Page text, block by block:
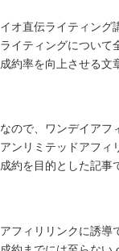
イオ直伝ライティング
ライティングについて
成約率を向上させる文
なので、ワンデイアフ
アンリミテッドアフィ
成約を目的とした記事
アフィリリンクに誘導